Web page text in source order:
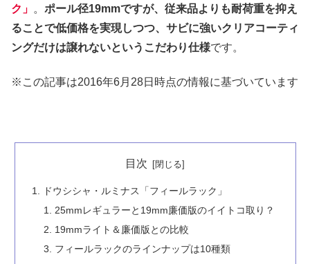
ク」 。 ポール径19mmですが、従来品よりも耐荷重を抑え
ることで低価格を実現しつつ、サビに強いクリアコーティ
ングだけは譲れないというこだわり仕様です。
※この記事は2016年6月28日時点の情報に基づいています
目次
ドウシシャ・ルミナス「フィールラック」
25mmレギュラーと19mm廉価版のイイトコ取り？
19mmライト＆廉価版との比較
フィールラックのラインナップは10種類